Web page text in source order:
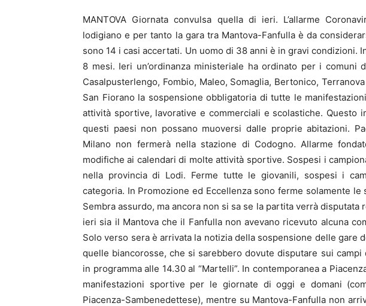
MANTOVA Giornata convulsa quella di ieri. L’allarme
lodigiano e per tanto la gara tra Mantova-Fanfulla è da
sono 14 i casi accertati. Un uomo di 38 anni è in gravi condizioni.
8 mesi. Ieri un’ordinanza ministeriale ha ordinato per i comuni
Casalpusterlengo, Fombio, Maleo, Somaglia, Bertonico,
San Fiorano la sospensione obbligatoria di tutte le
attività sportive, lavorative e commerciali e scolastiche. Questo
questi paesi non possano muoversi dalle proprie abitazioni.
Milano non fermerà nella stazione di Codogno. Allarme
modifiche ai calendari di molte attività sportive. Sospesi i
nella provincia di Lodi. Ferme tutte le giovanili, sospesi i
categoria. In Promozione ed Eccellenza sono ferme solamente le
Sembra assurdo, ma ancora non si sa se la partita verrà
ieri sia il Mantova che il Fanfulla non avevano ricevuto alcuna
Solo verso sera è arrivata la notizia della sospensione delle gare
quelle biancorosse, che si sarebbero dovute disputare sui
in programma alle 14.30 al “Martelli”. In contemporanea a
manifestazioni sportive per le giornate di oggi e domani
Piacenza-Sambenedettese), mentre su Mantova-Fanfulla non